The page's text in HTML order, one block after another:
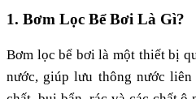
1. Bơm Lọc Bể Bơi Là Gì?
Bơm lọc bể bơi là một thiết bị
nước, giúp lưu thông nước